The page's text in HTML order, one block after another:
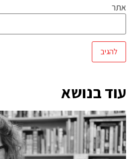
אתר
עוד בנושא